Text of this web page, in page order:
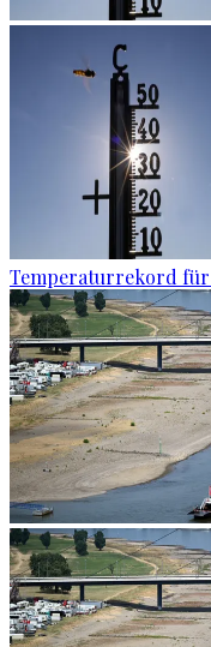
Temperaturrekord für